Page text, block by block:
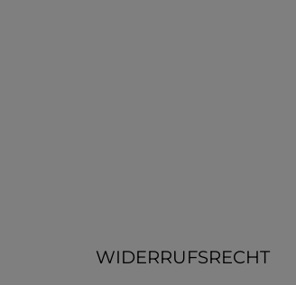
WIDERRUFSRECHT